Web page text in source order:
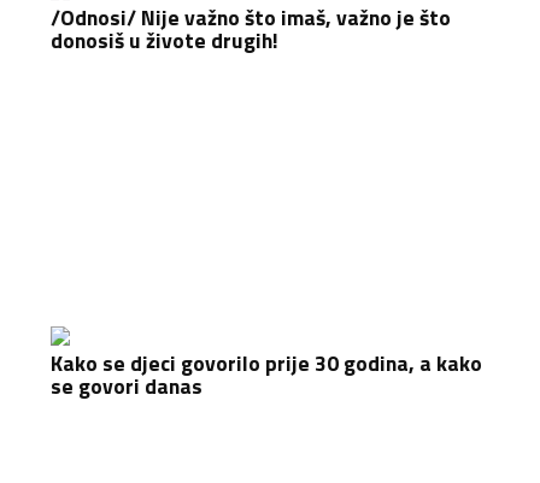
/Odnosi/ Nije važno što imaš, važno je što
donosiš u živote drugih!
Kako se djeci govorilo prije 30 godina, a kako
se govori danas